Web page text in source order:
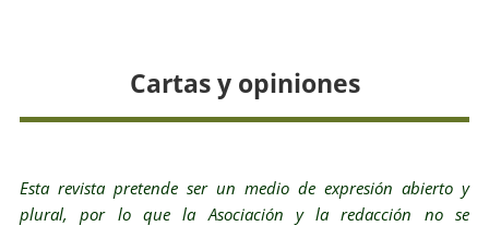
Cartas y opiniones
Esta revista pretende ser un medio de expresión abierto y
plural, por lo que la Asociación y la redacción no se